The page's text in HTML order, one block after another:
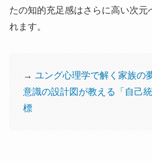
たの知的充足感はさらに高い次元
れます。
→ ユング心理学で解く家族の
意識の設計図が教える「自己
標